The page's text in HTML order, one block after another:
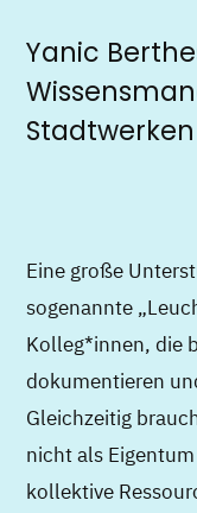
Yanic
Stadtwerken
Eine große
sogenannte
Kolleg*innen, die
dokumentieren
Gleichzeitig
nicht als
kollektive